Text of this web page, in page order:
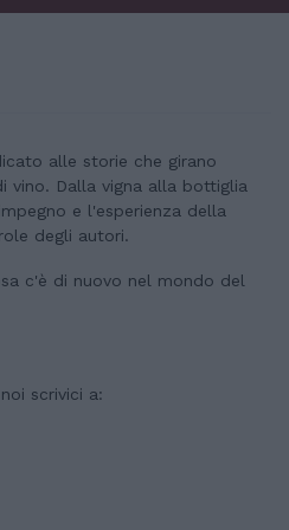
alle storie che girano
vino. Dalla vigna alla bottiglia
e l'esperienza della
degli autori.
c'è di nuovo nel mondo del
scrivici a: